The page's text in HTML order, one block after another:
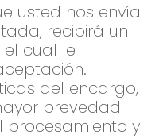
usted nos envía
recibirá un
cual le
del encargo,
brevedad
procesamiento y